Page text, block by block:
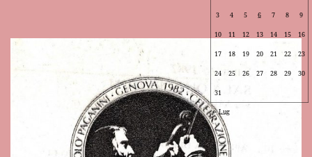
3 4 5 6 7 8 9
10 11 12 13 14 15 16
17 18 19 20 21 22 23
24 25 26 27 28 29 30
31
Lug